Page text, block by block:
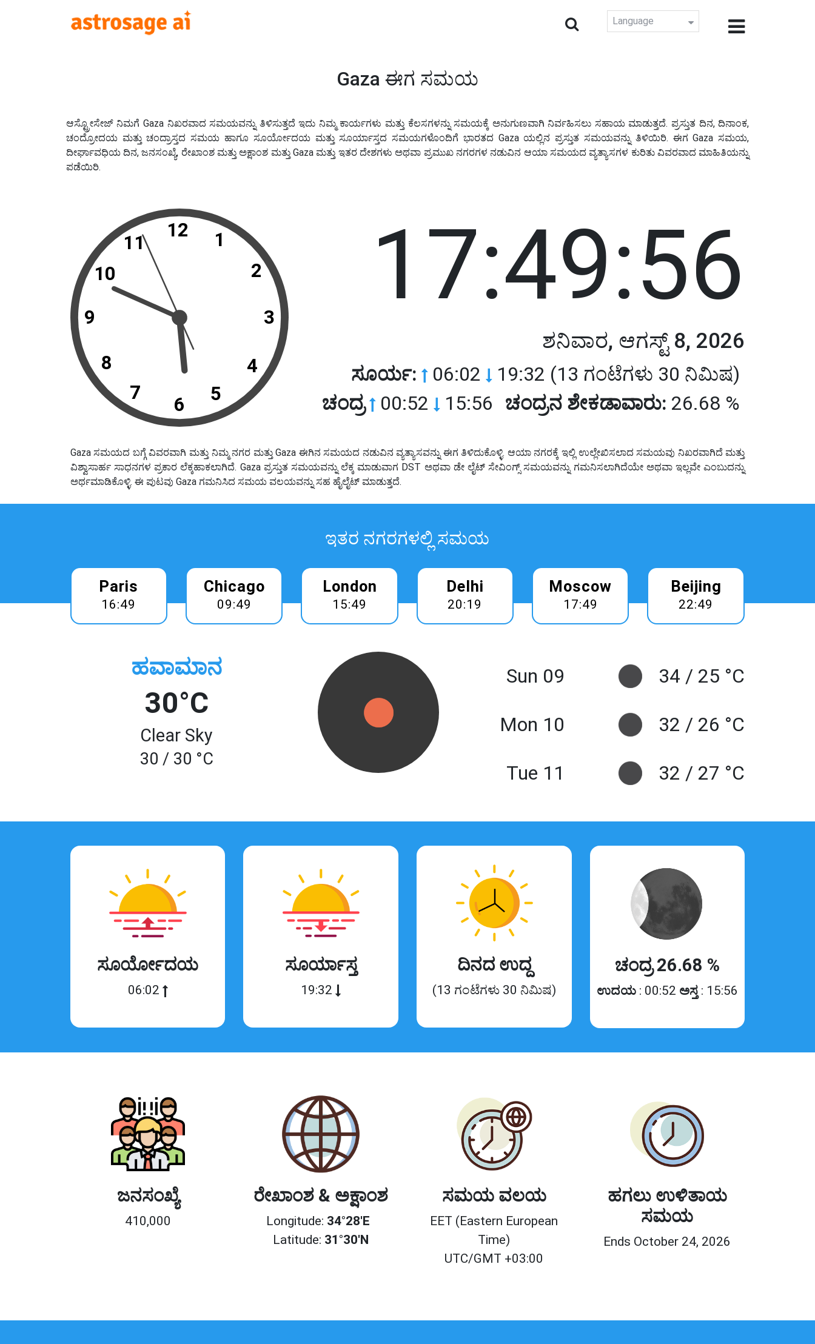
Language
Gaza ಈಗ ಸಮಯ
ಆಸ್ಟ್ರೋಸೇಜ್ ನಿಮಗೆ Gaza ನಿಖರವಾದ ಸಮಯವನ್ನು ತಿಳಿಸುತ್ತದೆ ಇದು ನಿಮ್ಮ ಕಾರ್ಯಗಳು ಮತ್ತು ಕೆಲಸಗಳನ್ನು ಸಮಯಕ್ಕೆ ಅನುಗುಣವಾಗಿ ನಿರ್ವಹಿಸಲು ಸಹಾಯ ಮಾಡುತ್ತದೆ. ಪ್ರಸ್ತುತ ದಿನ, ದಿನಾಂಕ,
ಚಂದ್ರೋದಯ ಮತ್ತು ಚಂದ್ರಾಸ್ತದ ಸಮಯ ಹಾಗೂ ಸೂರ್ಯೋದಯ ಮತ್ತು ಸೂರ್ಯಾಸ್ತದ ಸಮಯಗಳೊಂದಿಗೆ ಭಾರತದ Gaza ಯಲ್ಲಿನ ಪ್ರಸ್ತುತ ಸಮಯವನ್ನು ತಿಳಿಯಿರಿ. ಈಗ Gaza ಸಮಯ,
ದೀರ್ಘಾವಧಿಯ ದಿನ, ಜನಸಂಖ್ಯೆ, ರೇಖಾಂಶ ಮತ್ತು ಅಕ್ಷಾಂಶ ಮತ್ತು Gaza ಮತ್ತು ಇತರ ದೇಶಗಳು ಅಥವಾ ಪ್ರಮುಖ ನಗರಗಳ ನಡುವಿನ ಆಯಾ ಸಮಯದ ವ್ಯತ್ಯಾಸಗಳ ಕುರಿತು ವಿವರವಾದ ಮಾಹಿತಿಯನ್ನು
ಪಡೆಯಿರಿ.
12
11
10
9
8
7
6 5
4
3
2
1 17:49:57
ಶನಿವಾರ, ಆಗಸ್ಟ್ 8, 2026
ಸೂರ್ಯ: 06:02 19:32 (13 ಗಂಟೆಗಳು 30 ನಿಮಿಷ)
ಚಂದ್ರ 00:52 15:56 ಚಂದ್ರನ ಶೇಕಡಾವಾರು: 26.68 %
Gaza ಸಮಯದ ಬಗ್ಗೆ ವಿವರವಾಗಿ ಮತ್ತು ನಿಮ್ಮ ನಗರ ಮತ್ತು Gaza ಈಗಿನ ಸಮಯದ ನಡುವಿನ ವ್ಯತ್ಯಾಸವನ್ನು ಈಗ ತಿಳಿದುಕೊಳ್ಳಿ. ಆಯಾ ನಗರಕ್ಕೆ ಇಲ್ಲಿ ಉಲ್ಲೇಖಿಸಲಾದ ಸಮಯವು ನಿಖರವಾಗಿದೆ ಮತ್ತು
ವಿಶ್ವಾಸಾರ್ಹ ಸಾಧನಗಳ ಪ್ರಕಾರ ಲೆಕ್ಕಹಾಕಲಾಗಿದೆ. Gaza ಪ್ರಸ್ತುತ ಸಮಯವನ್ನು ಲೆಕ್ಕ ಮಾಡುವಾಗ DST ಅಥವಾ ಡೇ ಲೈಟ್ ಸೇವಿಂಗ್ಸ್ ಸಮಯವನ್ನು ಗಮನಿಸಲಾಗಿದೆಯೇ ಅಥವಾ ಇಲ್ಲವೇ ಎಂಬುದನ್ನು
ಅರ್ಥಮಾಡಿಕೊಳ್ಳಿ. ಈ ಪುಟವು Gaza ಗಮನಿಸಿದ ಸಮಯ ವಲಯವನ್ನು ಸಹ ಹೈಲೈಟ್ ಮಾಡುತ್ತದೆ.
ಇತರ ನಗರಗಳಲ್ಲಿ ಸಮಯ
Paris
16:49
Chicago
09:49
London
15:49
Delhi
20:19
Moscow
17:49
Beijing
22:49
ಹವಾಮಾನ
30°C
Clear Sky
30 / 30 °C
Sun 09 34 / 25 °C
Mon 10 32 / 26 °C
Tue 11 32 / 27 °C
ಸೂರ್ಯೋದಯ
06:02
ಸೂರ್ಯಾಸ್ತ
19:32
ದಿನದ ಉದ್ದ
(13 ಗಂಟೆಗಳು 30 ನಿಮಿಷ)
ಚಂದ್ರ 26.68 %
ಉದಯ : 00:52 ಅಸ್ತ : 15:56
ಜನಸಂಖ್ಯೆ
410,000
ರೇಖಾಂಶ & ಅಕ್ಷಾಂಶ
Longitude: 34°28'E
Latitude: 31°30'N
ಸಮಯ ವಲಯ
EET (Eastern European
Time)
UTC/GMT +03:00
ಹಗಲು ಉಳಿತಾಯ
ಸಮಯ
Ends October 24, 2026